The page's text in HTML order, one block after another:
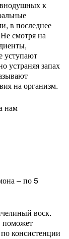
к
в последнее
смотря на
уступают
устраняя запах
на организм.
нам
– по 5
воск.
поможет
консистенции